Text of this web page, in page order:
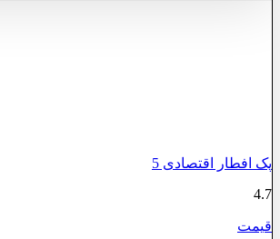
پک افطار اقتصادی 5
4.7
قیمت